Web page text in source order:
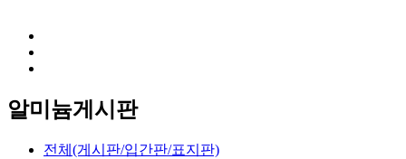
알미늄게시판
전체(게시판/입간판/표지판)